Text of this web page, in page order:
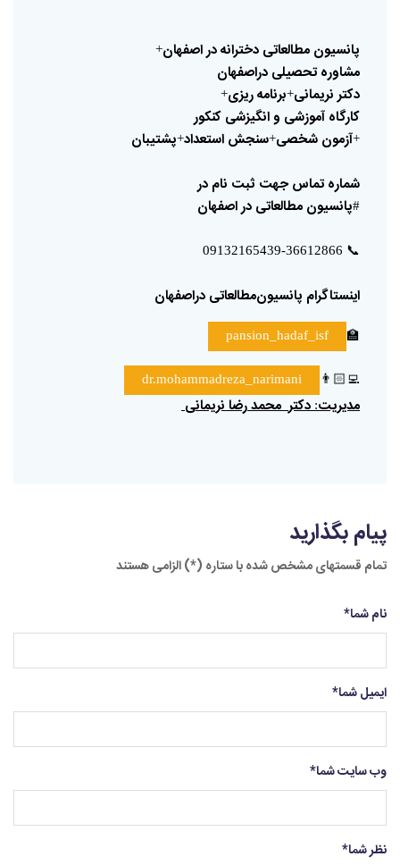
پانسیون مطالعاتی دخترانهدراصفهان+
مشاوره تحصیلی دراصفهان
دکتر نریمانی+برنامهریزی+
کارگاه آموزشی وانگیزشی کنکور
+آزمون شخصی+سنجش استعداد+پشتیبان
شماره تماس جهت ثبت نام در
#پانسیون مطالعاتی دراصفهان
📞
اینستاگرام پانسیون‌مطالعاتی دراصفهان
🏫
pansion_hadaf_isf
👨🏻‍💻
dr.mohammadreza_narimani
مدیریت: دکتر محمدرضانریمانی
پیام بگذارید
تمام قسمتهای مشخص شده با ستاره (*) الزامی هستند
نام شما*
ایمیل شما*
وب سایت شما*
نظر شما*